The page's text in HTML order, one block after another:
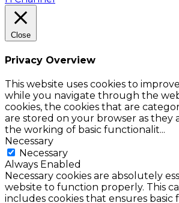
Close
Privacy Overview
This website uses cookies to
while you navigate through the
cookies, the cookies that are
are stored on your browser as they
the working of basic functionalit...
Necessary
Necessary
Always Enabled
Necessary cookies are absolutely
website to function properly. This
includes cookies that ensures basic